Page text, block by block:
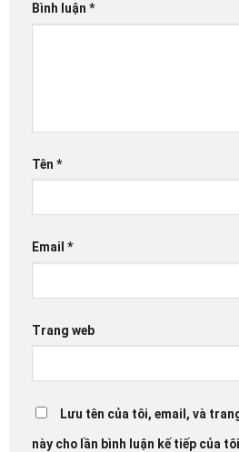
Bình luận *
Tên *
Email *
Trang web
Lưu tên của tôi, email, và
này cho lần bình luận kế tiếp của